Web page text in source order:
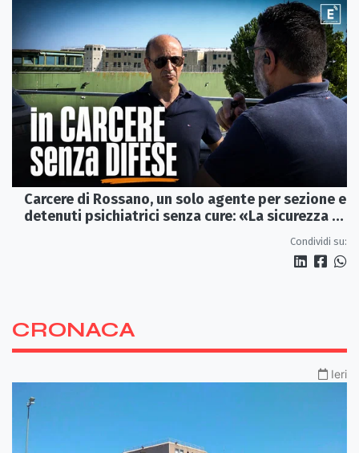
Carcere di Rossano, un solo agente per sezione e
detenuti psichiatrici senza cure: «La sicurezza è
Condividi su:
CRONACA
Ieri